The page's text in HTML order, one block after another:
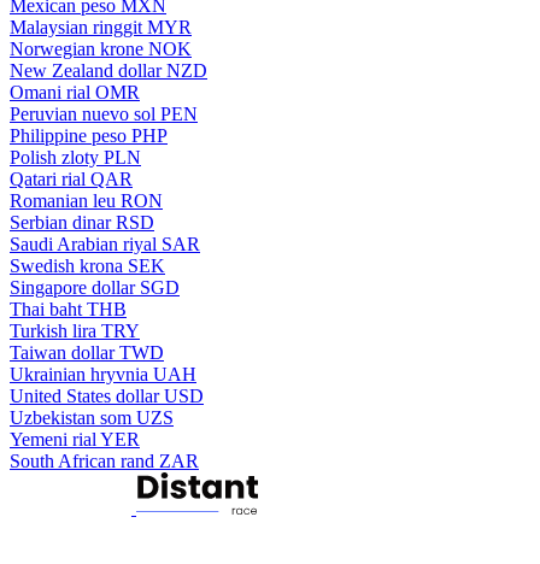
Mexican peso MXN
Malaysian ringgit MYR
Norwegian krone NOK
New Zealand dollar NZD
Omani rial OMR
Peruvian nuevo sol PEN
Philippine peso PHP
Polish zloty PLN
Qatari rial QAR
Romanian leu RON
Serbian dinar RSD
Saudi Arabian riyal SAR
Swedish krona SEK
Singapore dollar SGD
Thai baht THB
Turkish lira TRY
Taiwan dollar TWD
Ukrainian hryvnia UAH
United States dollar USD
Uzbekistan som UZS
Yemeni rial YER
South African rand ZAR